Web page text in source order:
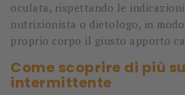
oculata, rispettando le
nutrizionista o dietologo, in
proprio corpo il giusto apporto
Come scoprire di più
intermittente